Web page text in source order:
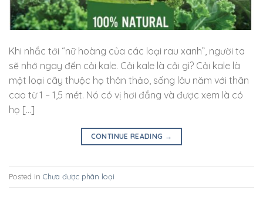
Khi nhắc tới “nữ hoàng của các loại rau xanh”, người ta
sẽ nhớ ngay đến cải kale. Cải kale là cải gì? Cải kale là
một loại cây thuộc họ thân thảo, sống lâu năm với thân
cao từ 1 – 1,5 mét. Nó có vị hơi đắng và được xem là có
họ […]
CONTINUE READING →
Posted in Chưa được phân loại